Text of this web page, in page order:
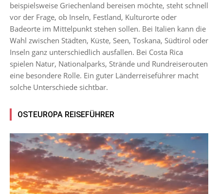
beispielsweise Griechenland bereisen möchte, steht schnell
vor der Frage, ob Inseln, Festland, Kulturorte oder
Badeorte im Mittelpunkt stehen sollen. Bei Italien kann die
Wahl zwischen Städten, Küste, Seen, Toskana, Südtirol oder
Inseln ganz unterschiedlich ausfallen. Bei Costa Rica
spielen Natur, Nationalparks, Strände und Rundreiserouten
eine besondere Rolle. Ein guter Länderreiseführer macht
solche Unterschiede sichtbar.
OSTEUROPA REISEFÜHRER